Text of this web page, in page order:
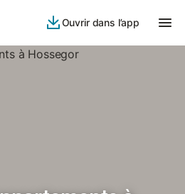
Ouvrir dans l’app